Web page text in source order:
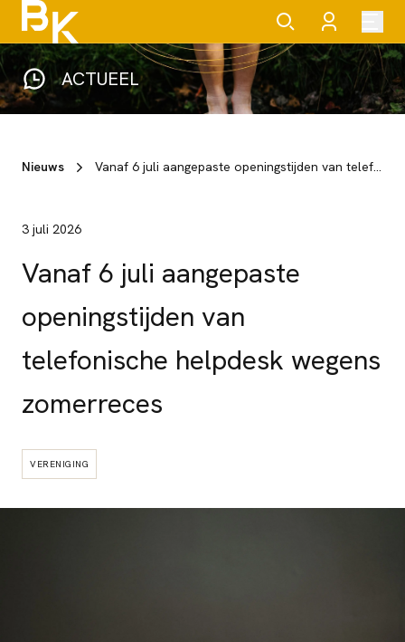
ACTUEEL
Nieuws Vanaf 6 juli aangepaste openingstijden van telefonische helpdesk wegens zomerreces
3 juli 2026
Vanaf 6 juli aangepaste
openingstijden van
telefonische helpdesk wegens
zomerreces
VERENIGING